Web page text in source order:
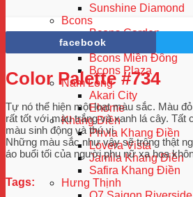
Sunshine Diamond
Bcons
Bcons Garden
Bcons Green View
Bcons Miền Đông
Bcons Plaza
Nam Long
Akari City
Ehome
Khang Điền
Privia Khang Điền
Lovera Vista
Jamila Khang Điền
Safira Khang Điền
Hưng Thịnh
facebook
Color Palette #734
Tự nó thể hiện một loạt màu sắc. Màu
rất tốt với màu trắng và xanh lá cây. Tất
màu sinh động và thú vị.
Những màu sắc như vậy sẽ trông thật
áo buổi tối của người phụ nữ xa hoa
Tags: